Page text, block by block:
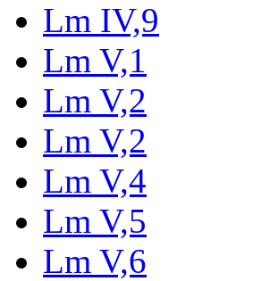
Lm IV,9
Lm V,1
Lm V,2
Lm V,2
Lm V,4
Lm V,5
Lm V,6